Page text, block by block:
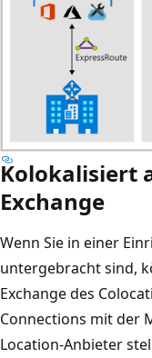
Kolokalisiert
Exchange
Wenn Sie in einer
untergebracht sind,
Exchange des
Connections mit der
Location-Anbieter